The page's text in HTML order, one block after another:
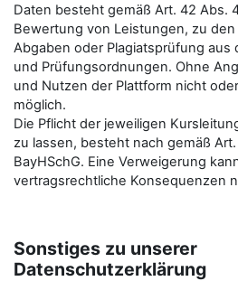
Daten besteht gemäß Art. 42 Abs.
Bewertung von Leistungen, zu
Abgaben oder Plagiatsprüfung aus
und Prüfungsordnungen. Ohne
und Nutzen der Plattform nicht
möglich.
Die Pflicht der jeweiligen
zu lassen, besteht nach gemäß Art.
BayHSchG. Eine Verweigerung
vertragsrechtliche Konsequenzen
Sonstiges zu unserer
Datenschutzerklärung